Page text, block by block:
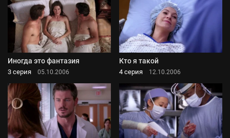
Иногда это фантазия
3 серия 05.10.2006
Кто я такой
4 серия 12.10.2006